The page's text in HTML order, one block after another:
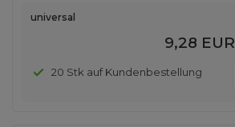
universal
9,28 EUR
20 Stk auf Kundenbestellung